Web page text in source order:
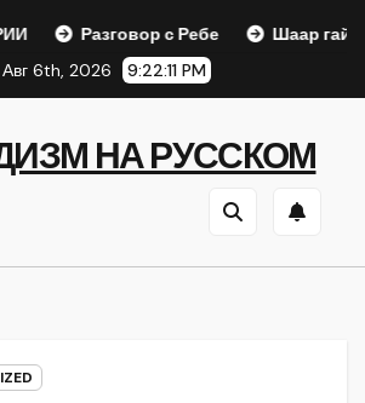
с Ребе
Шаар гайихуд гл. 1
Авг 6th, 2026
9:22:12 PM
НА РУССКОМ